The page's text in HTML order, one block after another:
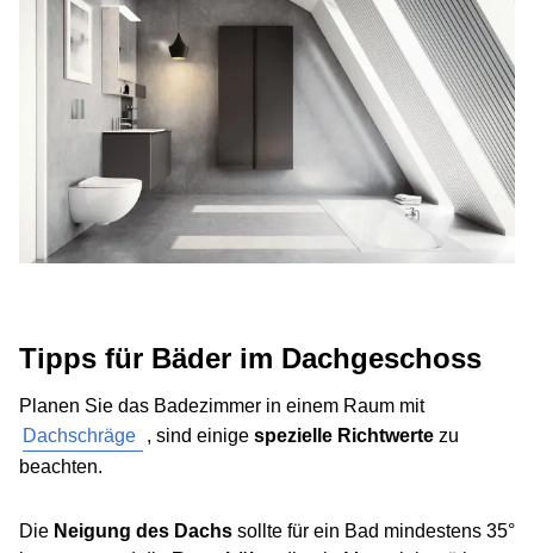
Tipps für Bäder im Dachgeschoss
Planen Sie das Badezimmer in einem Raum mit
Dachschräge , sind einige spezielle Richtwerte zu
beachten.
Die Neigung des Dachs sollte für ein Bad mindestens 35°